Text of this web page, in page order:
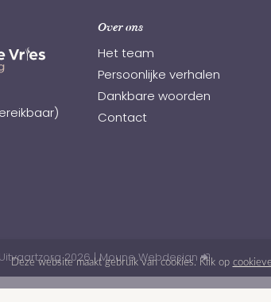
Deze website maakt gebruik van cookies. Klik op
Over ons
Het team
Persoonlijke verhalen
Dankbare woorden
Contact
2026|Moune Webdesign